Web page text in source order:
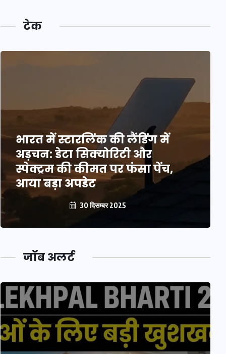
टेक
भारत में स्टारलिंक की लैंडिंग में
अड़चन: डेटा सिक्योरिटी और
स्पेक्ट्रम की कीमत पर फंसा पेंच,
आया बड़ा अपडेट
30 दिसम्बर 2025
जॉब अलर्ट